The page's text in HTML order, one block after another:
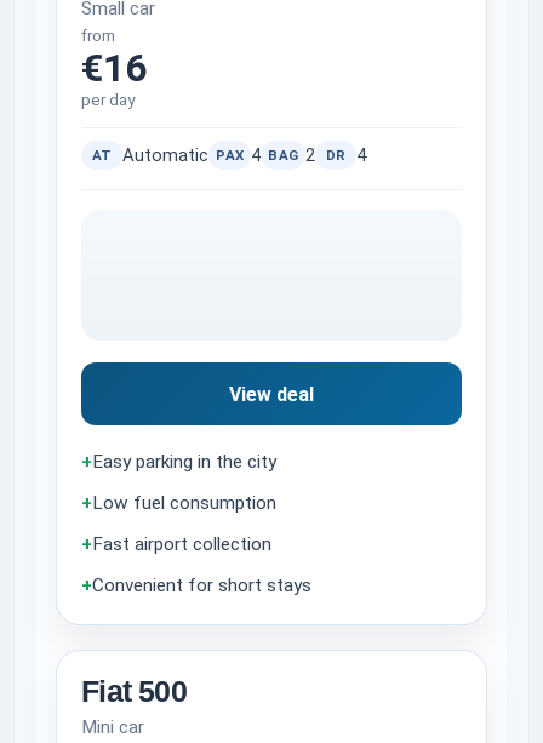
Small car
from
€16
per day
AT Automatic PAX 4 BAG 2 DR 4
View deal
+ Easy parking in the city
+ Low fuel consumption
+ Fast airport collection
+Convenient for short stays
Fiat 500
Mini car